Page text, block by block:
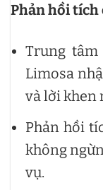
Phản hồi tích
Trung
Limosa
và lời khen
Phản hồi
không
vụ.